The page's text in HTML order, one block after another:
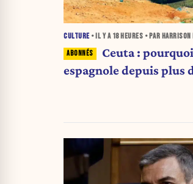
CULTURE • IL Y A 18 HEURES • PAR
Ceuta :
espagnole depuis plus